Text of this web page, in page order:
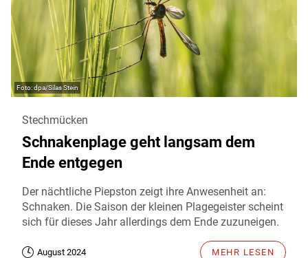
dpa/Silas Stein
Stechmücken
Schnakenplage geht langsam dem
Ende entgegen
Der nächtliche Piepston zeigt ihre Anwesenheit an:
Schnaken. Die Saison der kleinen Plagegeister scheint
sich für dieses Jahr allerdings dem Ende zuzuneigen.
August 2024 MEHR LESEN